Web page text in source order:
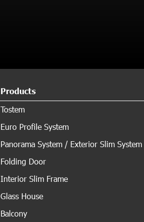
Products
Tostem
Euro Profile System
Panorama System / Exterior Slim System
Folding Door
Interior Slim Frame
Glass House
Balcony